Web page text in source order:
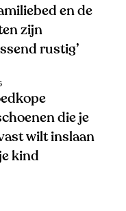
en de
zijn
rustig’
die je
wilt inslaan
kind